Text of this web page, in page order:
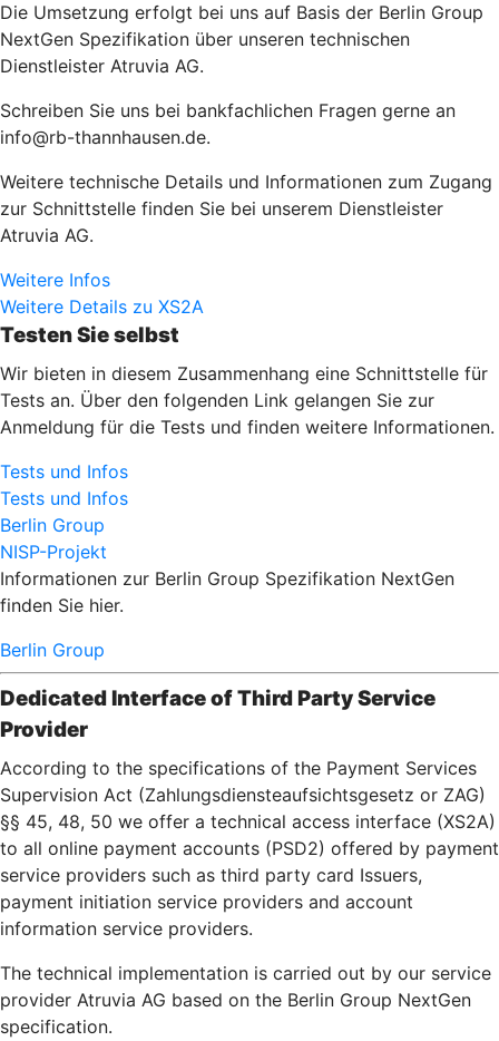
Die Umsetzung erfolgt bei uns auf Basis der Berlin Group
NextGen Spezifikation über unseren technischen
Dienstleister Atruvia AG.
Schreiben Sie uns bei bankfachlichen Fragen gerne an
info@rb-thannhausen.de.
Weitere technische Details und Informationen zum Zugang
zur Schnittstelle finden Sie bei unserem Dienstleister
Atruvia AG.
Weitere Infos
Weitere Details zu XS2A
Testen Sie selbst
Wir bieten in diesem Zusammenhang eine Schnittstelle für
Tests an. Über den folgenden Link gelangen Sie zur
Anmeldung für die Tests und finden weitere Informationen.
Tests und Infos
Tests und Infos
Berlin Group
NISP-Projekt
Informationen zur Berlin Group Spezifikation NextGen
finden Sie hier.
Berlin Group
Dedicated Interface of Third Party Service
Provider
According to the specifications of the Payment Services
Supervision Act (Zahlungsdiensteaufsichtsgesetz or ZAG)
§§ 45, 48, 50 we offer a technical access interface (XS2A)
to all online payment accounts (PSD2) offered by payment
service providers such as third party card Issuers,
payment initiation service providers and account
information service providers.
The technical implementation is carried out by our service
provider Atruvia AG based on the Berlin Group NextGen
specification.